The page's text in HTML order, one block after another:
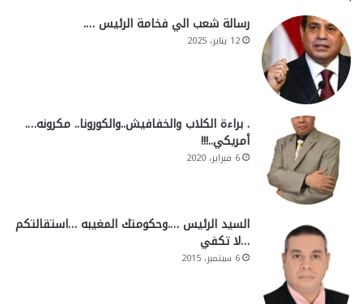
رسالة شعب الي فخامة الرئيس ….
12 يناير، 2025
. براءة الكلاب والخفافيش..والكورونا.. مكرونه….
أمريكي..!!!
6 فبراير، 2020
السيد الرئيس ….وحكومتك المغيبه …استقالتكم
…لا تكفي
6 سبتمبر، 2015